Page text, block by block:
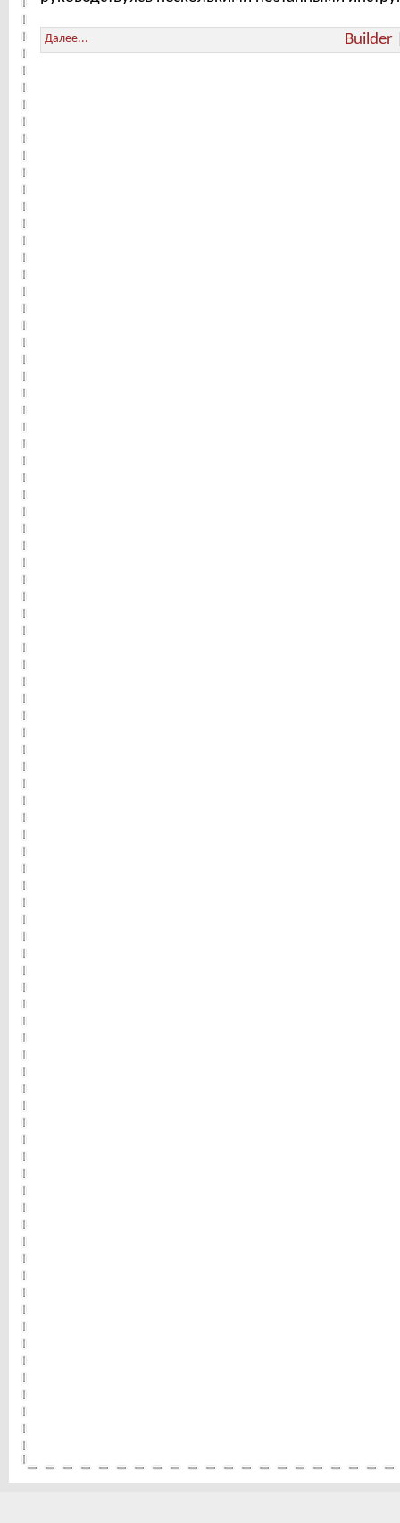
Далее... Builder